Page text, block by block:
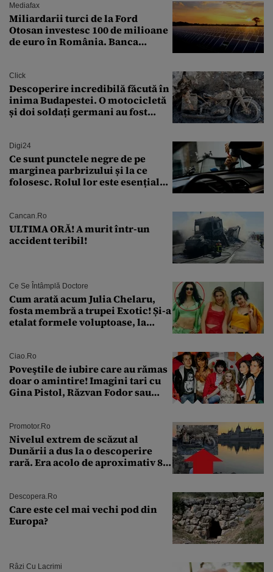
Mediafax
Miliardarii turci de la Ford
Otosan investesc 100 de milioane
de euro în România. Banca
Click
Descoperire incredibilă făcută în
inima Budapestei. O motocicletă
și doi soldați germani au fost
Digi24
Ce sunt punctele negre de pe
marginea parbrizului și la ce
folosesc. Rolul lor este esențial
Cancan.ro
ULTIMA ORĂ! A murit într-un
accident teribil!
Ce Se Întâmplă Doctore
Cum arată acum Julia Chelaru,
fosta membră a trupei Exotic! Și-a
etalat formele voluptoase, la
Ciao.ro
Poveştile de iubire care au rămas
doar o amintire! Imagini tari cu
Gina Pistol, Răzvan Fodor sau
Promotor.ro
Nivelul extrem de scăzut al
Dunării a dus la o descoperire
rară. Era acolo de aproximativ 80
Descopera.ro
Care este cel mai vechi pod din
Europa?
Râzi Cu Lacrimi